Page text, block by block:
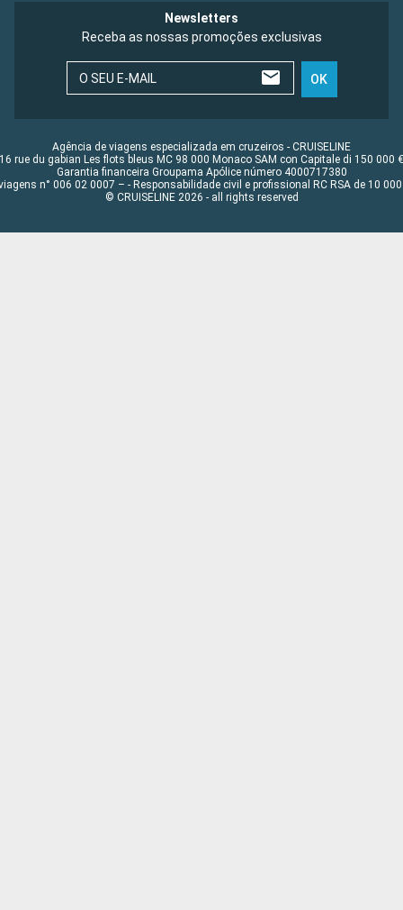
Newsletters
Receba as nossas promoções exclusivas
O SEU E-MAIL OK
Agência de viagens especializada em cruzeiros - CRUISELINE
16 rue du gabian Les flots bleus MC 98 000 Monaco SAM con Capitale di 150 000 €
Garantia financeira Groupama Apólice número 4000717380
n° 006 02 0007 – - Responsabilidade civil e profissional RC RSA de 10 000
© CRUISELINE 2026 - all rights reserved